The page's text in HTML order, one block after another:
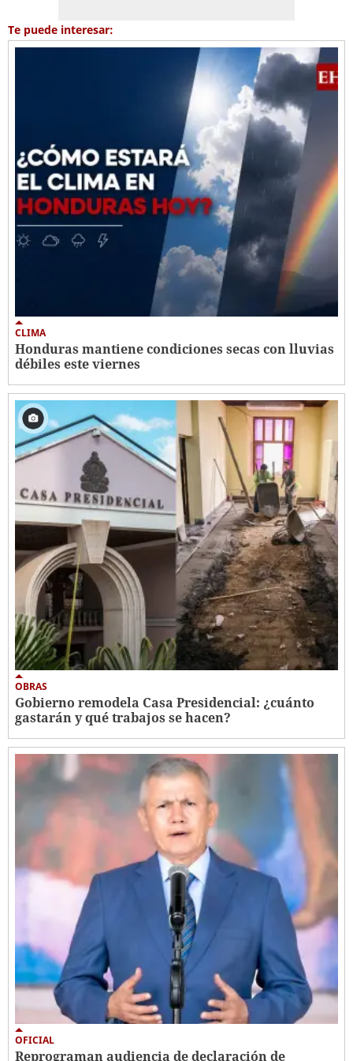
Te puede interesar:
CLIMA
Honduras mantiene condiciones secas con lluvias
débiles este viernes
OBRAS
Gobierno remodela Casa Presidencial: ¿cuánto
gastarán y qué trabajos se hacen?
OFICIAL
Reprograman audiencia de declaración de